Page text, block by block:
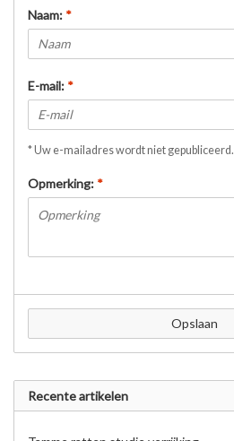
Naam: *
E-mail: *
* Uw e-mailadres wordt niet gepubliceerd.
Opmerking: *
Opslaan
Recente artikelen